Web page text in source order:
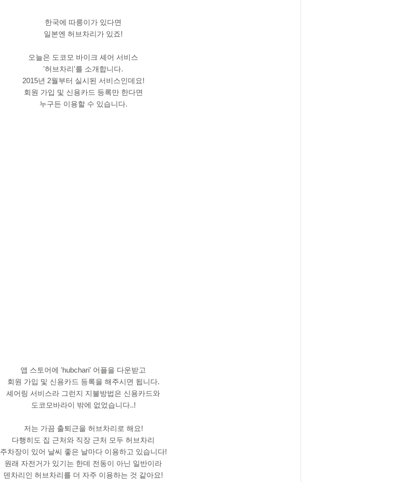
한국에 따릉이가 있다면
일본엔 허브차리가 있죠!
오늘은 도코모 바이크 셰어 서비스
'허브차리'를 소개합니다.
2015년 2월부터 실시된 서비스인데요!
회원 가입 및 신용카드 등록만 한다면
누구든 이용할 수 있습니다.
앱 스토어에 'hubchari' 어플을 다운받고
회원 가입 및 신용카드 등록을 해주시면 됩니다.
셰어링 서비스라 그런지 지불방법은 신용카드와
도코모바라이 밖에 없었습니다..!
저는 가끔 출퇴근을 허브차리로 해요!
다행히도 집 근처와 직장 근처 모두 허브차리
주차장이 있어 날씨 좋은 날마다 이용하고 있습니다!
원래 자전거가 있기는 한데 전동이 아닌 일반이라
덴차리인 허브차리를 더 자주 이용하는 것 같아요!